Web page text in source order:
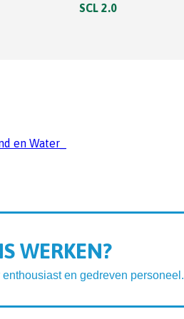
SCL 2.0
en Water_
WERKEN?
en gedreven personeel.